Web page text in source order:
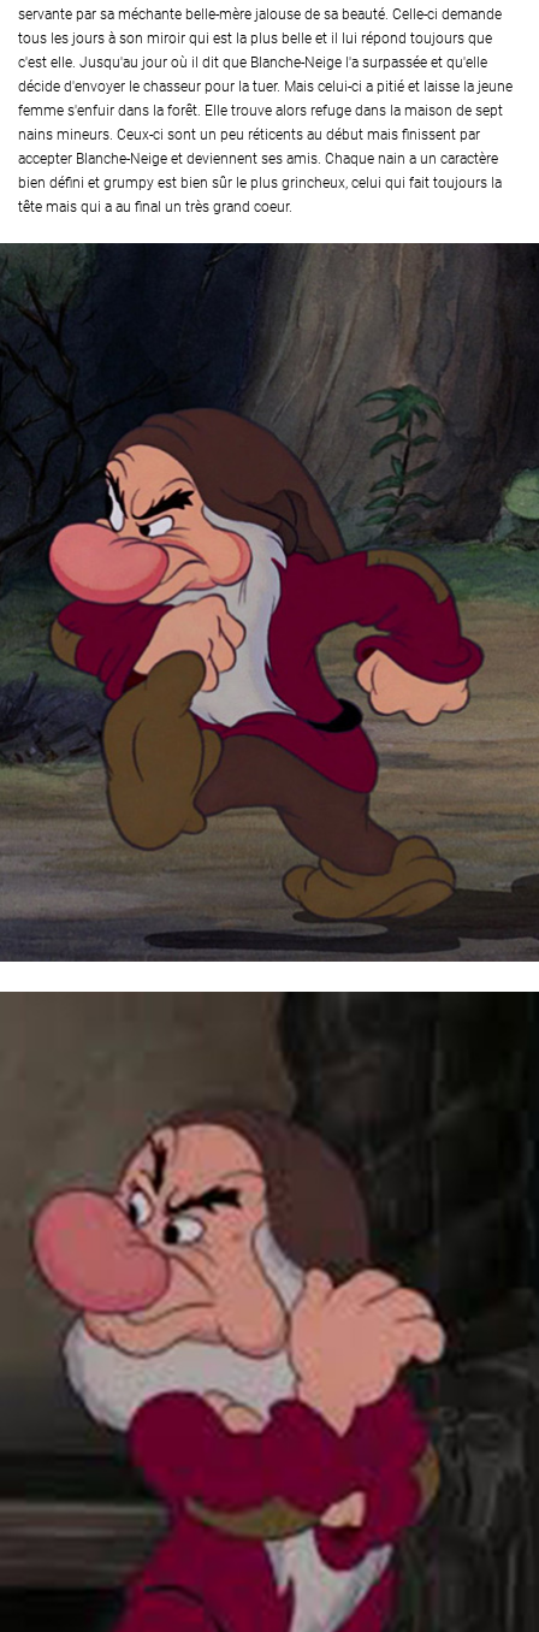
servante par sa méchante belle-mère jalouse de sa beauté. Celle-ci demande
tous les jours à son miroir qui est la plus belle et il lui répond toujours que
c'est elle. Jusqu'au jour où il dit que Blanche-Neige l'a surpassée et qu'elle
décide d'envoyer le chasseur pour la tuer. Mais celui-ci a pitié et laisse la jeune
femme s'enfuir dans la forêt. Elle trouve alors refuge dans la maison de sept
nains mineurs. Ceux-ci sont un peu réticents au début mais finissent par
accepter Blanche-Neige et deviennent ses amis. Chaque nain a un caractère
bien défini et grumpy est bien sûr le plus grincheux, celui qui fait toujours la
tête mais qui a au final un très grand coeur.